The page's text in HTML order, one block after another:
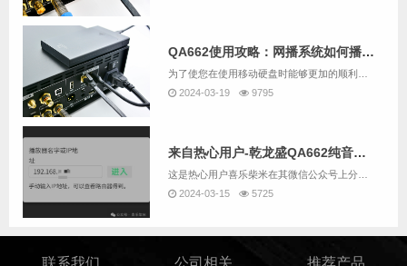
QA662使用攻略：网播系统如何播放移动硬盘中的音乐？
2024-03-19
9795
来自热心用户-乾龙盛QA662纯音播放器 网播部分的攻略（主要是NAS的挂载）
2024-03-15
5725
联系我们 公司相关 推荐产品